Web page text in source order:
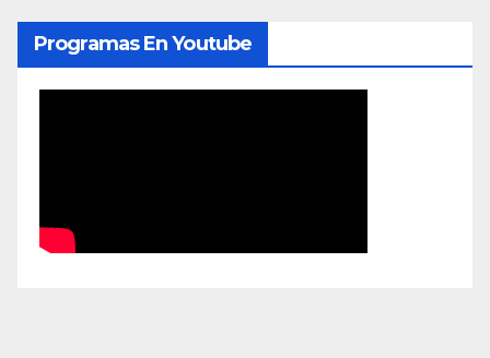
Programas En Youtube